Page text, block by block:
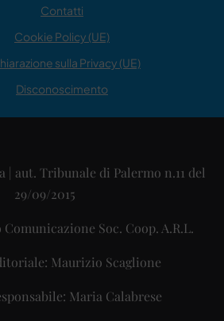
Contatti
Cookie Policy (UE)
sulla Privacy (UE)
Disconoscimento
aut. Tribunale di Palermo n.11 del
29/09/2015
Soc. Coop. A.R.L.
Maurizio Scaglione
Maria Calabrese